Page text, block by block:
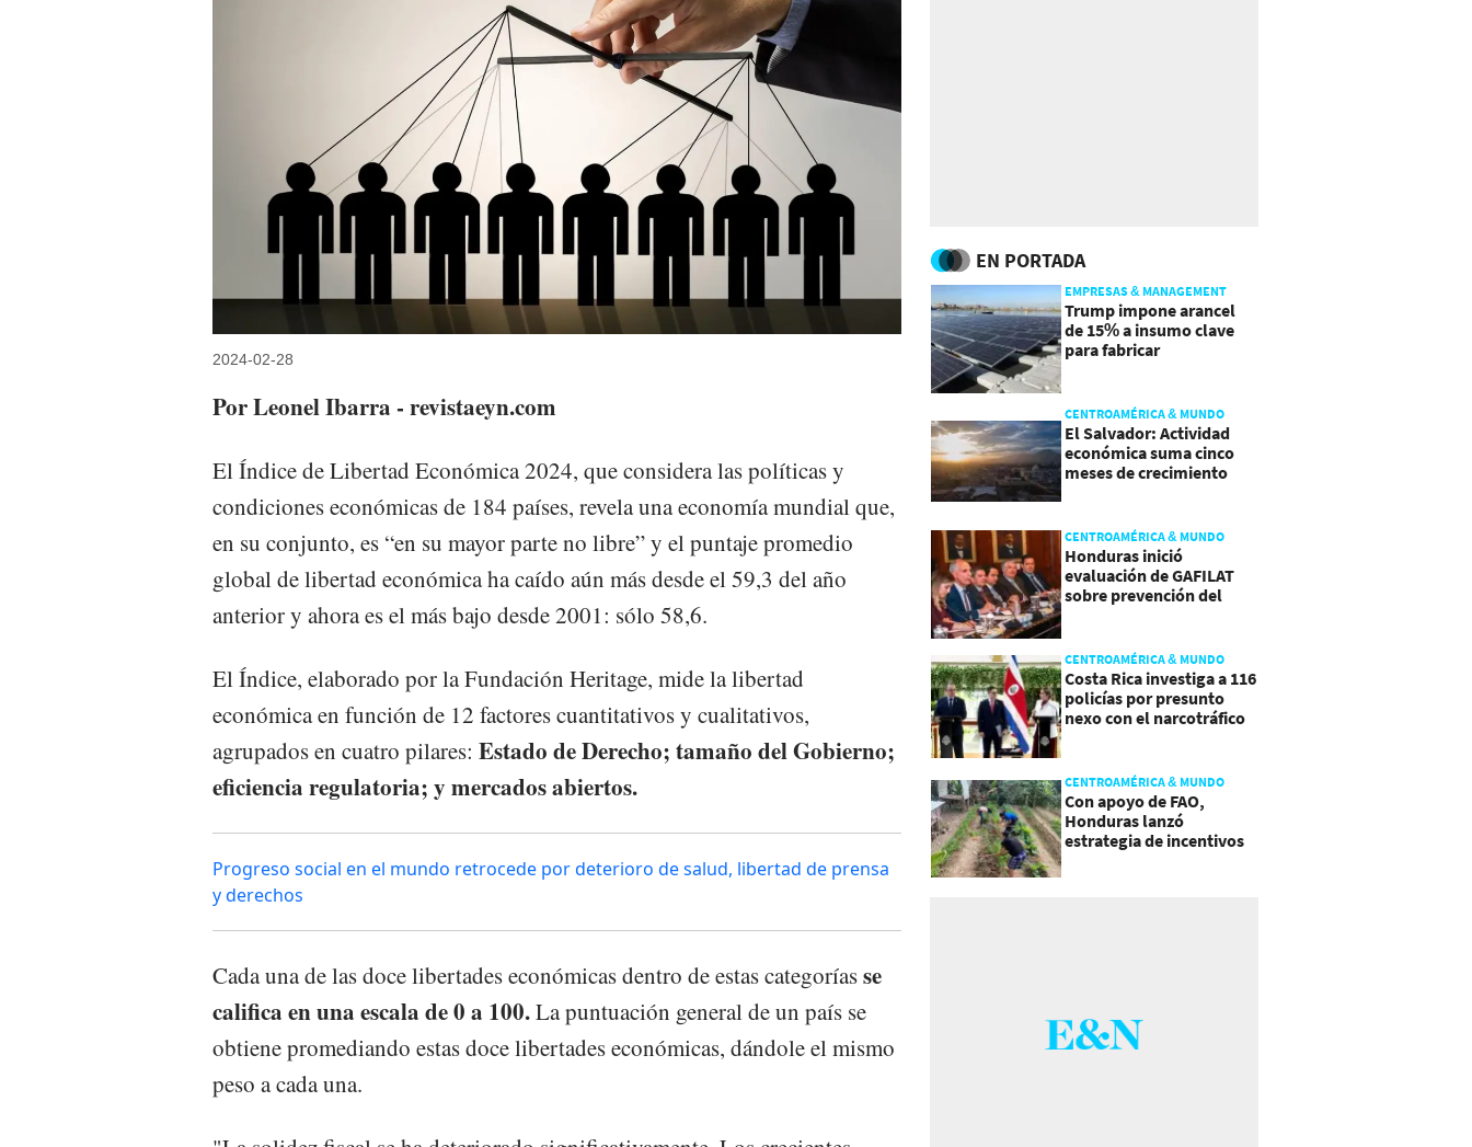
2024-02-28
Por Leonel Ibarra - revistaeyn.com
El Índice de Libertad Económica 2024, que considera las políticas y
condiciones económicas de 184 países, revela una economía mundial que,
en su conjunto, es “en su mayor parte no libre” y el puntaje promedio
global de libertad económica ha caído aún más desde el 59,3 del año
anterior y ahora es el más bajo desde 2001: sólo 58,6.
El Índice, elaborado por la Fundación Heritage, mide la libertad
económica en función de 12 factores cuantitativos y cualitativos,
agrupados en cuatro pilares: Estado de Derecho; tamaño del Gobierno;
eficiencia regulatoria; y mercados abiertos.
Progreso social en el mundo retrocede por deterioro de salud, libertad de prensa
y derechos
Cada una de las doce libertades económicas dentro de estas categoríasse
califica en una escala de 0 a 100.La puntuación general de un país se
obtiene promediando estas doce libertades económicas, dándole el mismo
peso a cada una.
EN PORTADA
EMPRESAS & MANAGEMENT
Trump impone arancel
de 15% a insumo clave
para fabricar
CENTROAMÉRICA & MUNDO
El Salvador: Actividad
económica suma cinco
meses de crecimiento
CENTROAMÉRICA & MUNDO
Honduras inició
evaluación de GAFILAT
sobre prevención del
CENTROAMÉRICA & MUNDO
Costa Rica investiga a 116
policías por presunto
nexo con el narcotráfico
CENTROAMÉRICA & MUNDO
Con apoyo de FAO,
Honduras lanzó
estrategia de incentivos